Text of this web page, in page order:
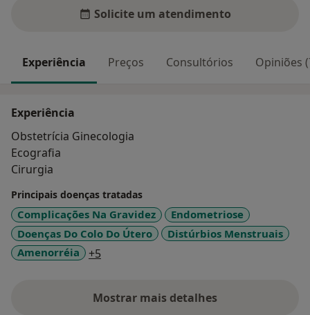
Solicite um atendimento
Experiência Preços Consultórios Opiniões
Experiência
Obstetrícia Ginecologia
Ecografia
Cirurgia
Principais doenças tratadas
Complicações Na Gravidez
Endometriose
Doenças Do Colo Do Útero
Distúrbios Menstruais
Amenorréia
+5
Mostrar mais detalhes
sobre a experiência